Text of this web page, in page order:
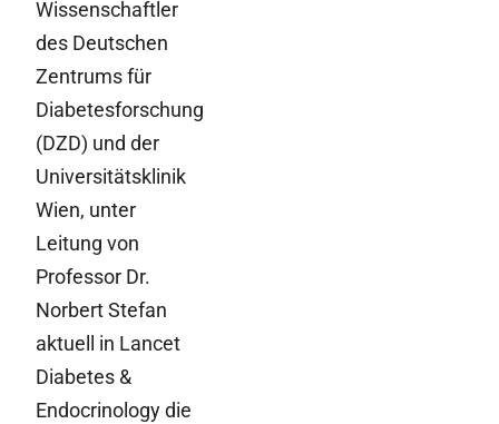
Wissenschaftler
des Deutschen
Zentrums für
Diabetesforschung
(DZD) und der
Universitätsklinik
Wien, unter
Leitung von
Professor Dr.
Norbert Stefan
aktuell in Lancet
Diabetes &
Endocrinology die